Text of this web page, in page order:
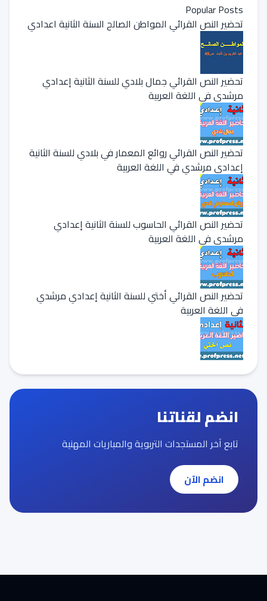
Popular Posts
تحضير النص القرائي المواطن الصالح السنة الثانية اعدادي
تحضير النص القرائي جمال بلادي للسنة الثانية إعدادي
مرشدي في اللغة العربية
تحضير النص القرائي روائع المعمار في بلادي للسنة الثانية
إعدادي مرشدي في اللغة العربية
تحضير النص القرائي الحاسوب للسنة الثانية إعدادي
مرشدي في اللغة العربية
تحضير النص القرائي أختي للسنة الثانية إعدادي مرشدي
في اللغة العربية
انضم لقناتنا
تابع آخر المستجدات التربوية والمباريات المهنية
انضم الآن